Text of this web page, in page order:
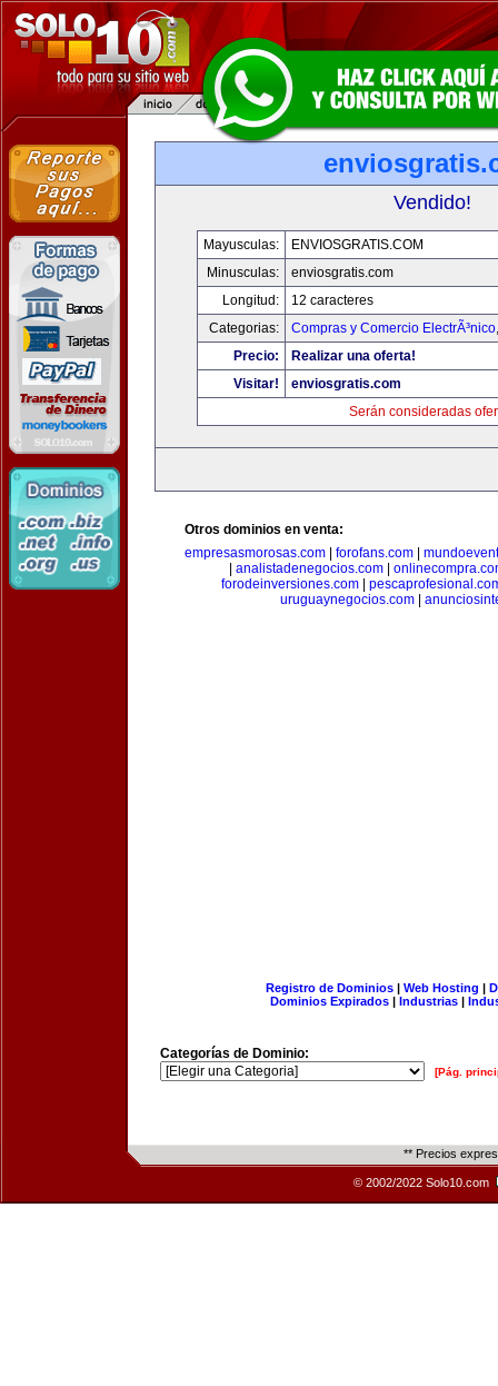
Vendido!
Mayusculas:
ENVIOSGRATIS.COM
Minusculas:
enviosgratis.com
Longitud:
12 caracteres
Categorias:
Compras y Comercio ElectrÃ³nico
Precio:
Realizar una oferta!
Visitar!
enviosgratis.com
Serán consideradas
Otros dominios en venta:
empresasmorosas.com
forofans.com
analistadenegocios.com
forodeinversiones.com
uruguaynegocios.com
Registro de Dominios| Web Hosting |
Dominios Expirados | Industrias |
Categorías de Dominio:
[Pág.
** Precios
© 2002/2022 Solo10.com